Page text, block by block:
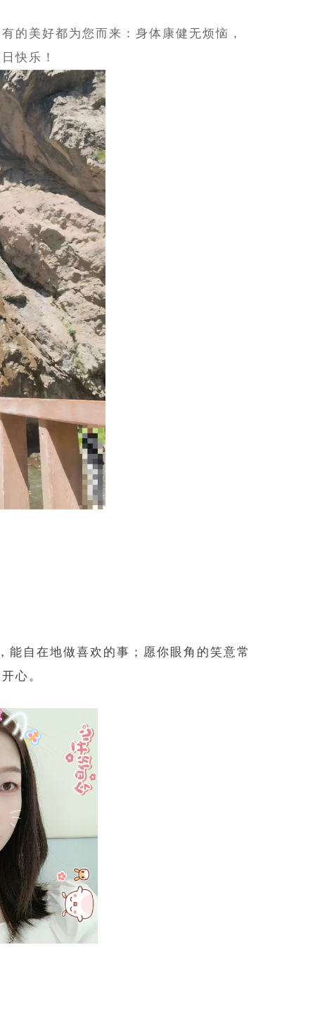
的美好都为您而来：身体康健无烦恼，
快乐！
能自在地做喜欢的事；愿你眼角的笑意常
心。